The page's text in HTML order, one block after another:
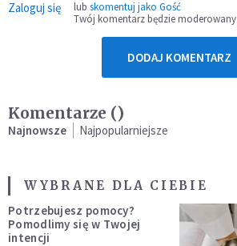
Zaloguj się lub skomentuj jako Gość
Twój komentarz będzie moderowany
DODAJ KOMENTARZ
Komentarze ()
Najnowsze Najpopularniejsze
WYBRANE DLA CIEBIE
Potrzebujesz pomocy?
Pomodlimy się w Twojej
intencji